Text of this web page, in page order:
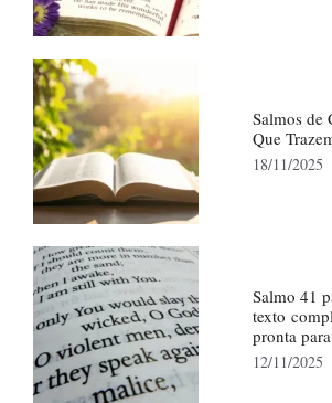
Salmos de
Que
18/11/2025
Salmo 41
texto
pronta
12/11/2025